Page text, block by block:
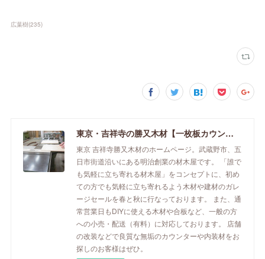
広葉樹(235)
東京・吉祥寺の勝又木材【一枚板カウンター】
東京 吉祥寺勝又木材のホームページ。武蔵野市、五
日市街道沿いにある明治創業の材木屋です。 「誰で
も気軽に立ち寄れる材木屋」をコンセプトに、初め
ての方でも気軽に立ち寄れるよう木材や建材のガレ
ージセールを春と秋に行なっております。 また、通
常営業日もDIYに使える木材や合板など、一般の方
への小売・配送（有料）に対応しております。 店舗
の改装などで良質な無垢のカウンターや内装材をお
探しのお客様はぜひ。